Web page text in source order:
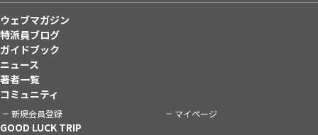
ウェブマガジン
特派員ブログ
ガイドブック
ニュース
著者一覧
コミュニティ
新規会員登録 マイページ
GOOD LUCK TRIP